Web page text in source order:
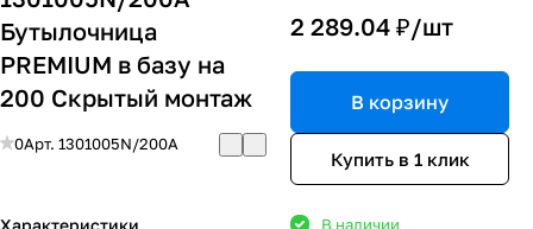
Бутылочница
PREMIUM в базу на
200 Скрытый монтаж
0Арт. 1301005N/200A
Характеристики
2 289.04 ₽/шт
В корзину
Купить в 1 клик
В наличии